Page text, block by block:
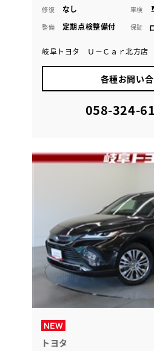
修復 なし 車検
整備 定期点検整備付 保証
岐阜トヨタ Ｕ－Ｃａｒ北方店
各種お問い
058-324-
トヨタ